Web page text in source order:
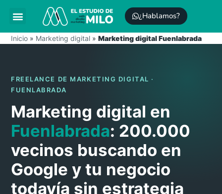
¿Hablamos?
Inicio » Marketing digital » Marketing digital Fuenlabrada
FREELANCE DE MARKETING DIGITAL ·
FUENLABRADA
Marketing digital en
Fuenlabrada: 200.000
vecinos buscando en
Google y tu negocio
todavía sin estrategia